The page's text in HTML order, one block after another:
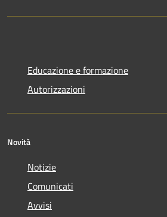
Educazione e formazione
Autorizzazioni
Novità
Notizie
Comunicati
Avvisi